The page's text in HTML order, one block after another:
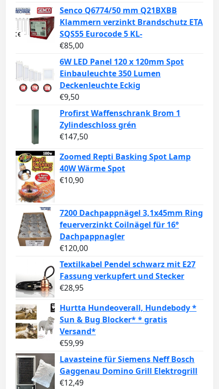
Senco Q6774/50 mm Q21BXBB
Klammern verzinkt Brandschutz ETA
SQS55 Eurocode 5 KL-
€85,00
6W LED Panel 120 x 120mm Spot
Einbauleuchte 350 Lumen
Deckenleuchte Eckig
€9,50
Profirst Waffenschrank Brom 1
Zylindeschloss grén
€147,50
Zoomed Repti Basking Spot Lamp
40W Wärme Spot
€10,90
7200 Dachpappnägel 3,1x45mm Ring
feuerverzinkt Coilnägel für 16°
Dachpappnagler
€120,00
Textilkabel Pendel schwarz mit E27
Fassung verkupfert und Stecker
€28,95
Hurtta Hundeoverall, Hundebody *
Sun & Bug Blocker* * gratis
Versand*
€59,99
Lavasteine für Siemens Neff Bosch
Gaggenau Domino Grill Elektrogrill
€12,49